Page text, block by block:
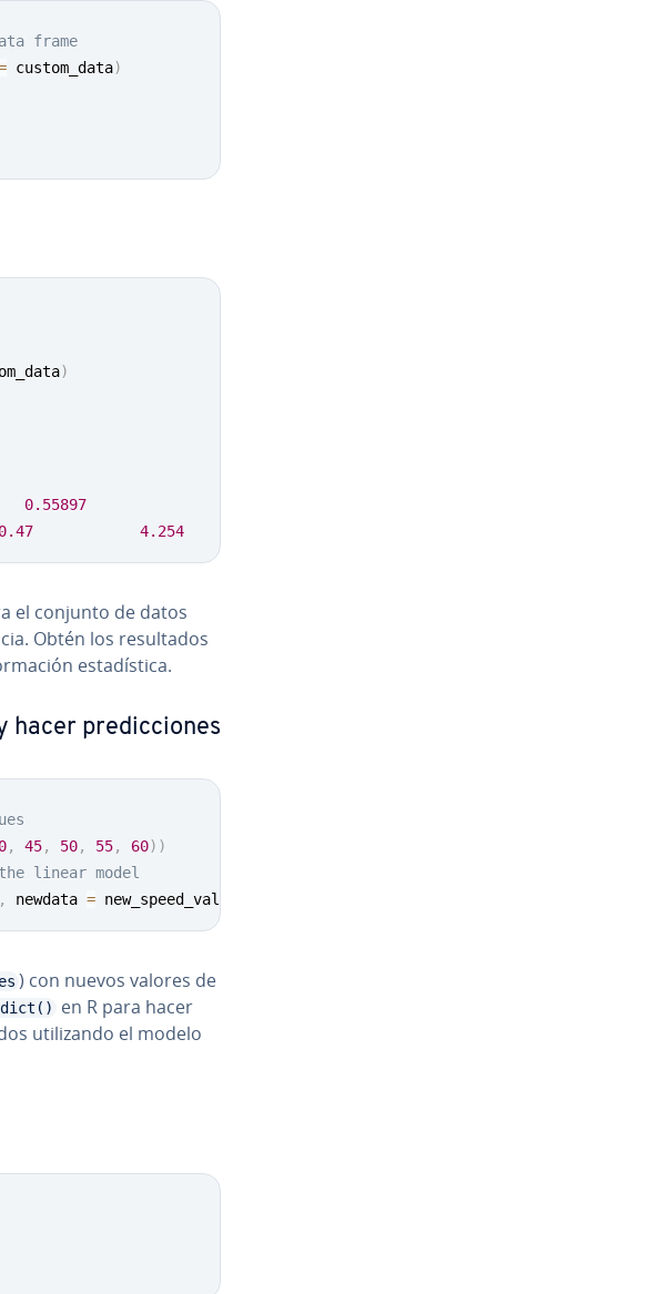
frame
custom_data)
)
0.55897
0.47 4.254
el conjunto de datos
Obtén los re­su­l­ta­dos
es­ta­dí­s­ti­ca.
hacer pre­di­c­cio­nes
, 45, 50, 55, 60) )
linear model
, newdata = new_speed_values
) con nuevos valores de
en R para hacer
uti­li­za­n­do el modelo